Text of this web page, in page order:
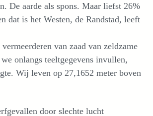
De aarde als spons. Maar liefst 26%
dat is het Westen, de Randstad, leeft
van zaad van zeldzame
onlangs teeltgegevens invullen,
Wij leven op 27,1652 meter boven
door slechte lucht